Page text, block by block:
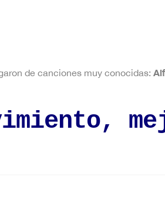
de canciones muy conocidas: